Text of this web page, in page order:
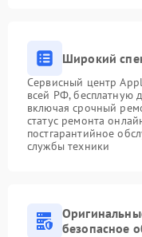
Широкий
Сервисный центр
всей РФ, бесплатную
включая срочный
статус ремонта
постгарантийное
службы техники
безопасное